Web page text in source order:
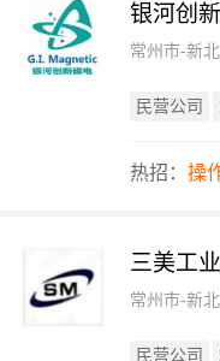
银河创
常州市-新
民营公司
热招： 操
三美工
常州市-新
民营公司